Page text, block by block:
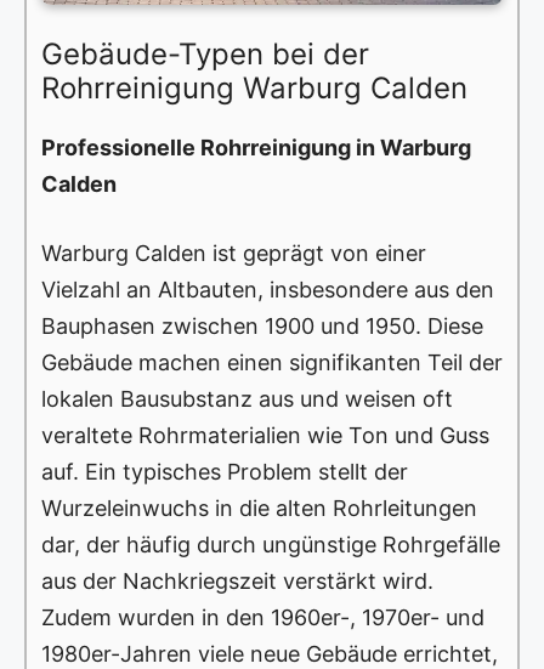
Gebäude-Typen bei der
Rohrreinigung Warburg Calden
Professionelle Rohrreinigung in Warburg
Calden
Warburg Calden ist geprägt von einer
Vielzahl an Altbauten, insbesondere aus den
Bauphasen zwischen 1900 und 1950. Diese
Gebäude machen einen signifikanten Teil der
lokalen Bausubstanz aus und weisen oft
veraltete Rohrmaterialien wie Ton und Guss
auf. Ein typisches Problem stellt der
Wurzeleinwuchs in die alten Rohrleitungen
dar, der häufig durch ungünstige Rohrgefälle
aus der Nachkriegszeit verstärkt wird.
Zudem wurden in den 1960er-, 1970er- und
1980er-Jahren viele neue Gebäude errichtet,